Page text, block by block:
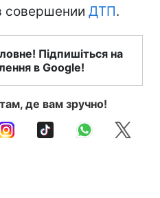
совершении ДТП.
Підпишіться на
в Google!
де вам зручно!